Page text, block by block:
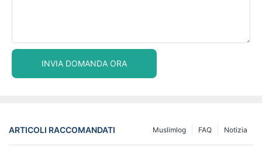
INVIA DOMANDA ORA
ARTICOLI RACCOMANDATI Notizia
FAQ
Muslimlog